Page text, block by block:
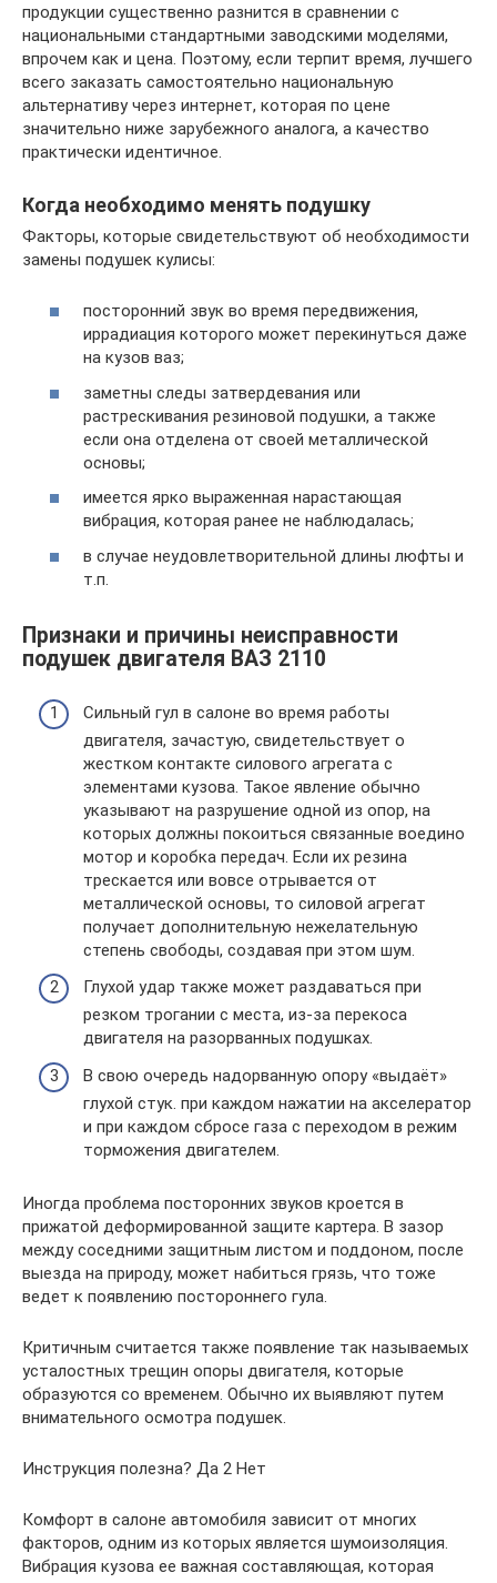
продукции существенно разнится в сравнении с
национальными стандартными заводскими моделями,
впрочем как и цена. Поэтому, если терпит время, лучшего
всего заказать самостоятельно национальную
альтернативу через интернет, которая по цене
значительно ниже зарубежного аналога, а качество
практически идентичное.
Когда необходимо менять подушку
Факторы, которые свидетельствуют об необходимости
замены подушек кулисы:
посторонний звук во время передвижения,
иррадиация которого может перекинуться даже
на кузов ваз;
заметны следы затвердевания или
растрескивания резиновой подушки, а также
если она отделена от своей металлической
основы;
имеется ярко выраженная нарастающая
вибрация, которая ранее не наблюдалась;
в случае неудовлетворительной длины люфты и
т.п.
Признаки и причины неисправности
подушек двигателя ВАЗ 2110
Сильный гул в салоне во время работы
двигателя, зачастую, свидетельствует о
жестком контакте силового агрегата с
элементами кузова. Такое явление обычно
указывают на разрушение одной из опор, на
которых должны покоиться связанные воедино
мотор и коробка передач. Если их резина
трескается или вовсе отрывается от
металлической основы, то силовой агрегат
получает дополнительную нежелательную
степень свободы, создавая при этом шум.
Глухой удар также может раздаваться при
резком трогании с места, из-за перекоса
двигателя на разорванных подушках.
В свою очередь надорванную опору «выдаёт»
глухой стук. при каждом нажатии на акселератор
и при каждом сбросе газа с переходом в режим
торможения двигателем.
Иногда проблема посторонних звуков кроется в
прижатой деформированной защите картера. В зазор
между соседними защитным листом и поддоном, после
выезда на природу, может набиться грязь, что тоже
ведет к появлению постороннего гула.
Критичным считается также появление так называемых
усталостных трещин опоры двигателя, которые
образуются со временем. Обычно их выявляют путем
внимательного осмотра подушек.
Инструкция полезна? Да 2 Нет
Комфорт в салоне автомобиля зависит от многих
факторов, одним из которых является шумоизоляция.
Вибрация кузова ее важная составляющая, которая